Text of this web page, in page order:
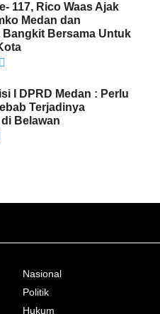
117, Rico Waas Ajak
Medan dan
Bangkit Bersama Untuk
I DPRD Medan : Perlu
Terjadinya
Belawan
Nasional
Politik
Hukum